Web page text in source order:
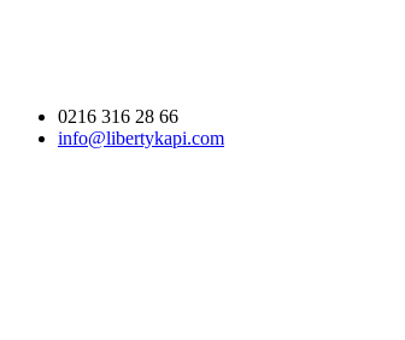
0216 316 28 66
info@libertykapi.com